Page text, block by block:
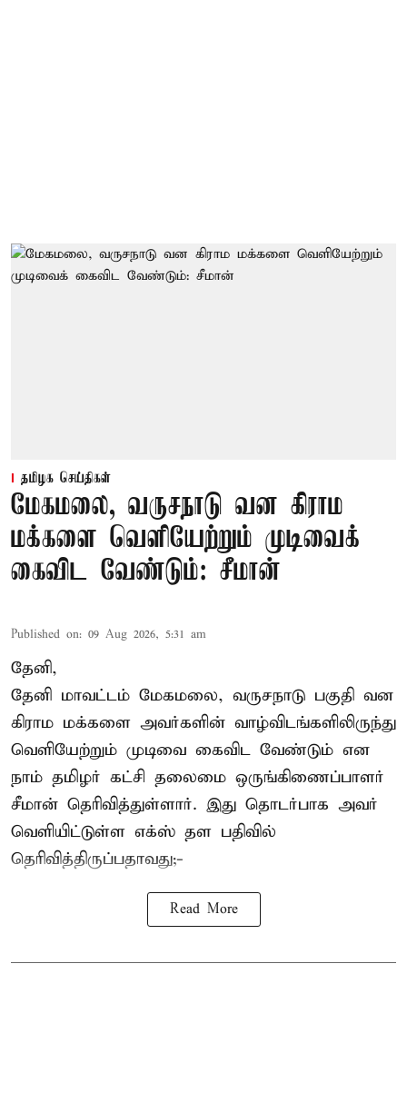
தமிழக செய்திகள்
மேகமலை, வருசநாடு வன கிராம
மக்களை வெளியேற்றும் முடிவைக்
கைவிட வேண்டும்: சீமான்
Published on: 09 Aug 2026, 5:31 am
தேனி,
தேனி மாவட்டம் மேகமலை, வருசநாடு பகுதி வன
கிராம மக்களை அவர்களின் வாழ்விடங்களிலிருந்து
வெளியேற்றும் முடிவை கைவிட வேண்டும் என
நாம் தமிழர் கட்சி தலைமை ஒருங்கிணைப்பாளர்
சீமான் தெரிவித்துள்ளார். இது தொடர்பாக அவர்
வெளியிட்டுள்ள எக்ஸ் தள பதிவில்
தெரிவித்திருப்பதாவது;-
Read More